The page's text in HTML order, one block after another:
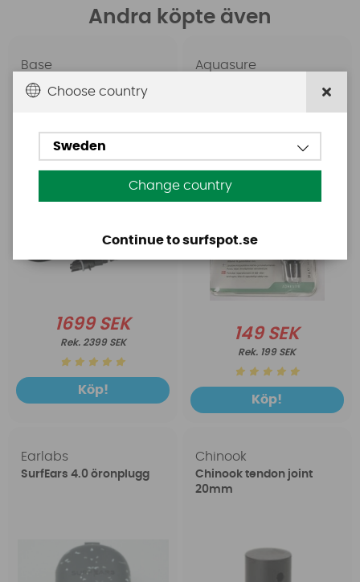
Andra köpte även
Base
Base Rechargeable
SUP Pump
1699 SEK
2399 SEK
Köp!
Aquasure
149 SEK
199 SEK
Köp!
Earlabs
SurfEars 4.0 öronplugg
Chinook
Chinook tendon joint
20mm
Choose country
Sweden
Change country
Continue to surfspot.se